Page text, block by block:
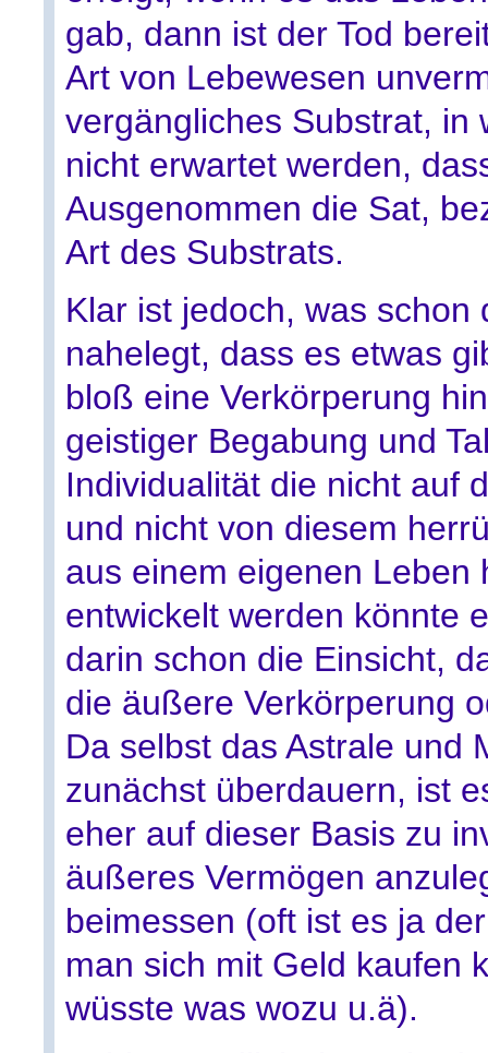
gab, dann ist der Tod
Art von Lebewesen
vergängliches Substrat, in
nicht erwartet werden,
Ausgenommen die Sat,
Art des Substrats.
Klar ist jedoch, was
nahelegt, dass es etwas
bloß eine Verkörperung
geistiger Begabung und
Individualität die nicht auf
und nicht von diesem
aus einem eigenen Leben
entwickelt werden könnte
darin schon die Einsicht,
die äußere Verkörperung
Da selbst das Astrale und
zunächst überdauern, ist
eher auf dieser Basis zu
äußeres Vermögen
beimessen (oft ist es ja
man sich mit Geld kaufen
wüsste was wozu u.ä).